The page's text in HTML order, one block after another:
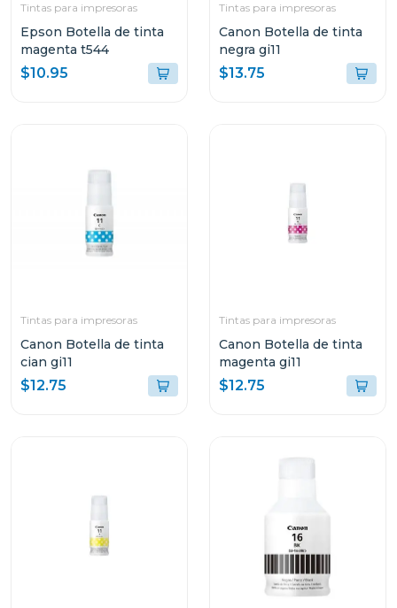
Tintas para impresoras
Epson Botella de tinta
magenta t544
$10.95
Tintas para impresoras
Canon Botella de tinta
negra gi11
$13.75
Tintas para impresoras
Canon Botella de tinta
cian gi11
$12.75
Tintas para impresoras
Canon Botella de tinta
magenta gi11
$12.75